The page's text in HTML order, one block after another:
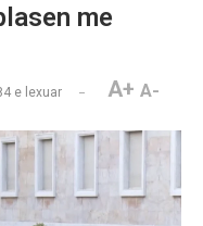
me
e lexuar A+ A-